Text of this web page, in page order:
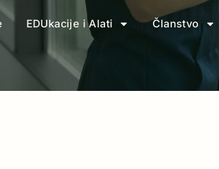
EDUkacije i Alati Članstvo